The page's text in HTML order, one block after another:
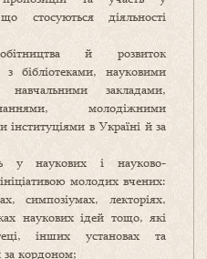
стосуються діяльності
й розвиток
з бібліотеками, науковими
закладами,
молодіжними
інституціями в Україні й за
у наукових і науково-
молодих вчених:
симпозіумах, лекторіях,
наукових ідей тощо, які
інших установах та
за кордоном;